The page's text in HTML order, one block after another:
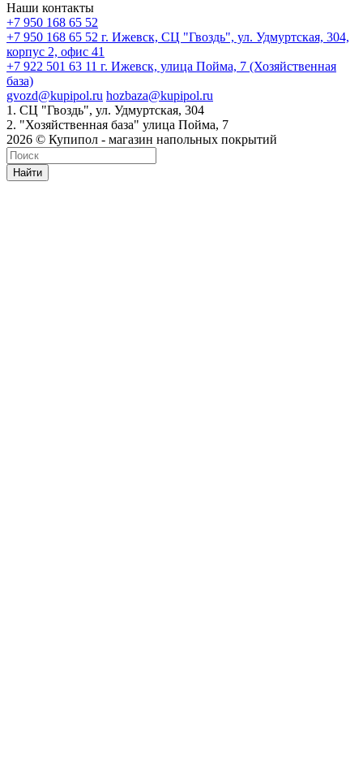
Наши контакты
+7 950 168 65 52
+7 950 168 65 52 г. Ижевск, СЦ "Гвоздь", ул. Удмуртская, 304,
корпус 2, офис 41
+7 922 501 63 11 г. Ижевск, улица Пойма, 7 (Хозяйственная
база)
gvozd@kupipol.ru hozbaza@kupipol.ru
1. СЦ "Гвоздь", ул. Удмуртская, 304
2. "Хозяйственная база" улица Пойма, 7
2026 © Купипол - магазин напольных покрытий
Найти